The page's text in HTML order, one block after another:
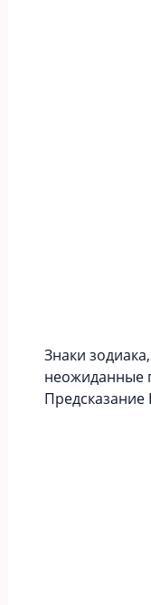
Знаки
неожиданные
Предсказание